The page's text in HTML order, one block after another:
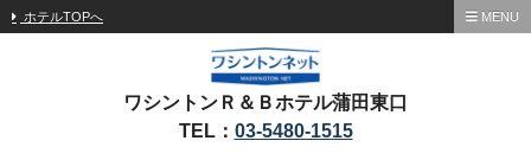
ホテルTOPへ MENU
ワシントンＲ＆Ｂホテル蒲田東口
TEL： 03-5480-1515